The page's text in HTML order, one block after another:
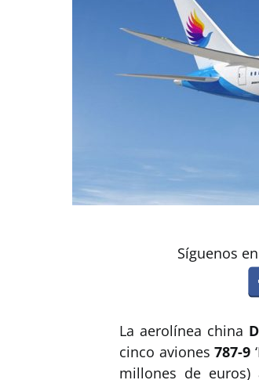
Síguenos
La aerolínea china
cinco aviones787-9
millones de